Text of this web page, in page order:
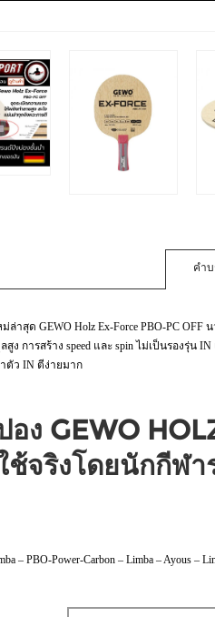
คำ
ล่าสุด GEWO Holz Ex-Force PBO-PC OFF
ง การสร้าง speed และ spin ไม่เป็นรองรุ่น IN
ตัว IN ตีง่ายมาก
อง GEWO
ช้จริงโดยนักกีฬา
– PBO-Power-Carbon – Limba – Ayous –